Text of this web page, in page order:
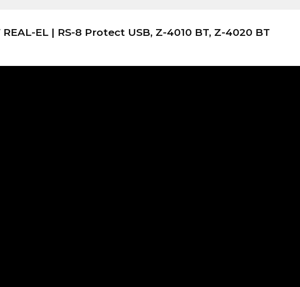
EL | RS-8 Protect USB, Z-4010 BT, Z-4020 BT